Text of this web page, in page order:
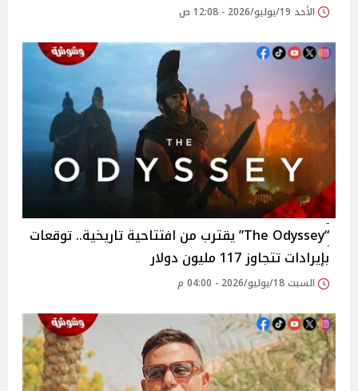
الأحد 19/يوليو/2026 - 12:08 ص
“The Odyssey” يقترب من افتتاحية تاريخية.. توقعات
بإيرادات تتجاوز 117 مليون دولار
السبت 18/يوليو/2026 - 04:00 م